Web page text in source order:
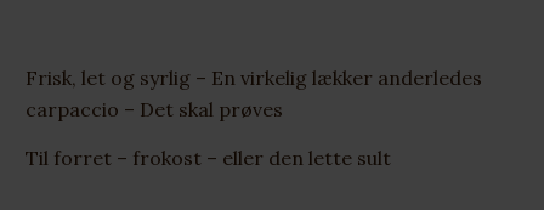
Frisk, let og syrlig – En virkelig lækker anderledes
carpaccio – Det skal prøves
Til forret – frokost – eller den lette sult